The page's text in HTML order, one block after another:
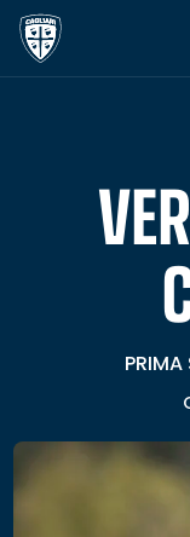
PRIMA